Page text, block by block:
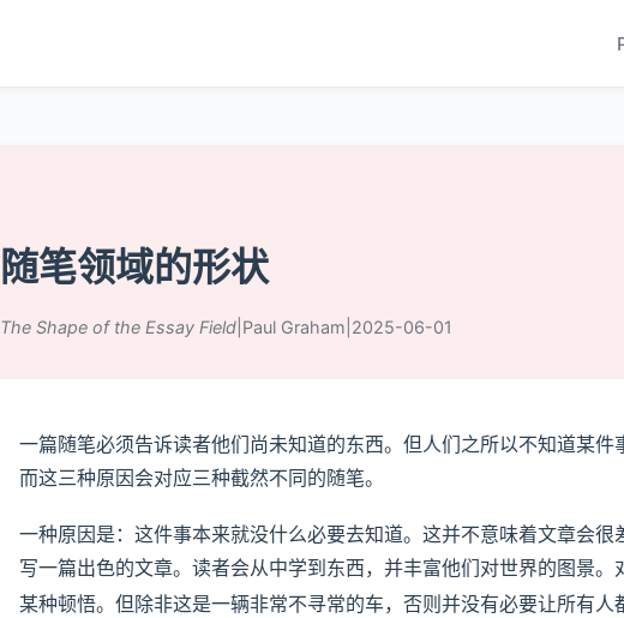
随笔领域的形状
The Shape of the Essay Field Paul Graham 2025-06-01
一篇随笔必须告诉读者他们尚未知道的东西。但人们之所以不知道某件
而这三种原因会对应三种截然不同的随笔。
一种原因是：这件事本来就没什么必要去知道。这并不意味着文章会很
写一篇出色的文章。读者会从中学到东西，并丰富他们对世界的图景。
某种顿悟。但除非这是一辆非常不寻常的车，否则并没有必要让所有人